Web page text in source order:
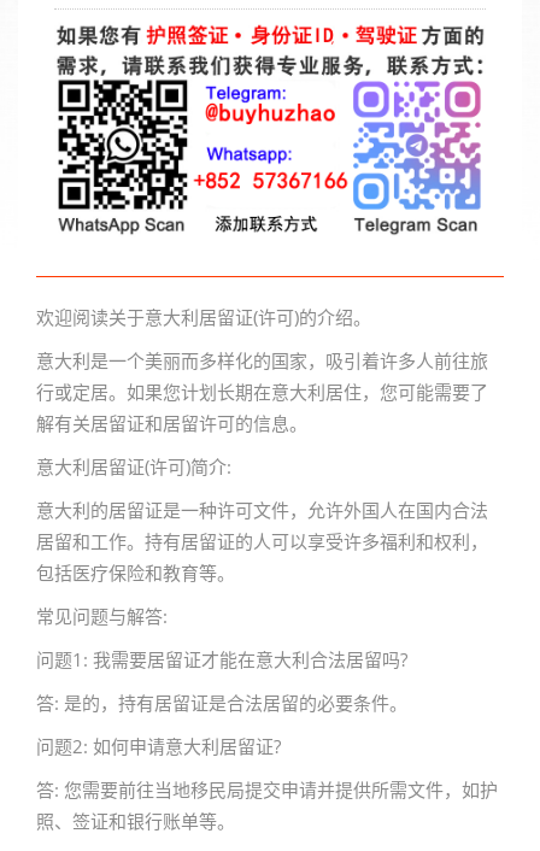
欢迎阅读关于意大利居留证(许可)的介绍。
意大利是一个美丽而多样化的国家，吸引着许多人前往旅
行或定居。如果您计划长期在意大利居住，您可能需要了
解有关居留证和居留许可的信息。
意大利居留证(许可)简介:
意大利的居留证是一种许可文件，允许外国人在国内合法
居留和工作。持有居留证的人可以享受许多福利和权利，
包括医疗保险和教育等。
常见问题与解答:
问题1: 我需要居留证才能在意大利合法居留吗?
答: 是的，持有居留证是合法居留的必要条件。
问题2: 如何申请意大利居留证?
答: 您需要前往当地移民局提交申请并提供所需文件，如护
照、签证和银行账单等。